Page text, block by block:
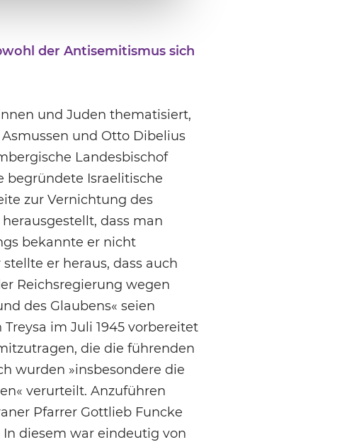
der Antisemitismus sich
und Juden thematisiert,
und Otto Dibelius
Landesbischof
begründete Israelitische
zur Vernichtung des
dass man
bekannte er nicht
er heraus, dass auch
Reichsregierung wegen
des Glaubens« seien
im Juli 1945 vorbereitet
die die führenden
wurden »insbesondere die
verurteilt. Anzuführen
Pfarrer Gottlieb Funcke
diesem war eindeutig von